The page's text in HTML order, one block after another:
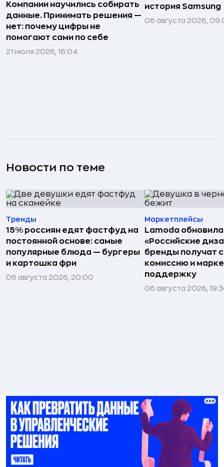
Компании научились собирать
данные. Принимать решения —
нет: почему цифры не
помогают сами по себе
21 июля 2026, 16:04
история Samsung
06 августа 2026,
Новости по теме
Тренды
15% россиян едят фастфуд на
постоянной основе: самые
популярные блюда — бургеры
и картошка фри
06 августа 2026, 20:00
Маркетплейсы
Lamoda
«Российские
бренды получат
комиссию и
поддержку
06 августа 2026,